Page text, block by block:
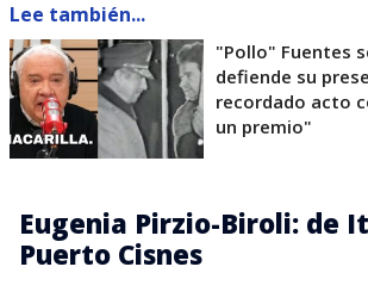
Lee también...
"Pollo" Fuentes
defiende su
recordado acto
un premio"
Eugenia Pirzio-Biroli: de
Puerto Cisnes